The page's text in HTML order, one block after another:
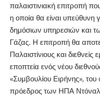
παλαιστινιακή επιτροπή
η οποία θα είναι υπεύθυνη
δημόσιων υπηρεσιών και
Γάζας. Η επιτροπή θα
Παλαιστίνιους και
εποπτεία ενός νέου
«Συμβουλίου Ειρήνης», του
πρόεδρος των ΗΠΑ